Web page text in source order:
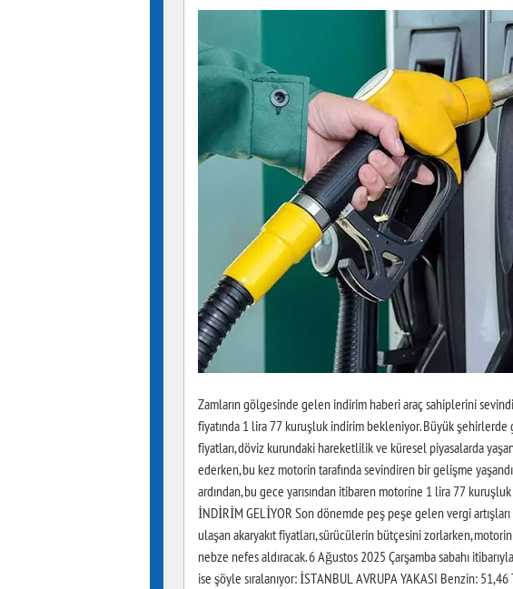
Zamların gölgesinde gelen indirim haberi araç sahiplerini
fiyatında 1 lira 77 kuruşluk indirim bekleniyor. Büyük şehirlerde
fiyatları, döviz kurundaki hareketlilik ve küresel piyasalarda
ederken, bu kez motorin tarafında sevindiren bir gelişme
ardından, bu gece yarısından itibaren motorine 1 lira 77
İNDİRİM GELİYOR Son dönemde peş peşe gelen vergi
ulaşan akaryakıt fiyatları, sürücülerin bütçesini zorlarken,
nebze nefes aldıracak. 6 Ağustos 2025 Çarşamba sabahı
ise şöyle sıralanıyor: İSTANBUL AVRUPA YAKASI Benzin: